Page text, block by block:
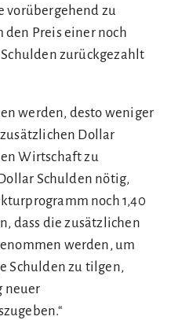
vorübergehend zu
Preis einer noch
zurückgezahlt
werden, desto weniger
Dollar
Wirtschaft zu
Schulden nötig,
noch 1,40
dass die zusätzlichen
werden, um
Schulden zu tilgen,
neuer